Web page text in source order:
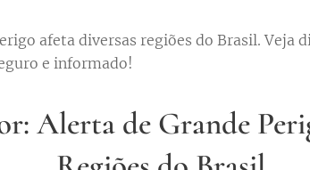
afeta diversas regiões do Brasil. Veja
e informado!
Alerta de Grande